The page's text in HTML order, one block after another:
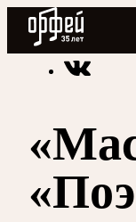
Радио Орфей
Радио